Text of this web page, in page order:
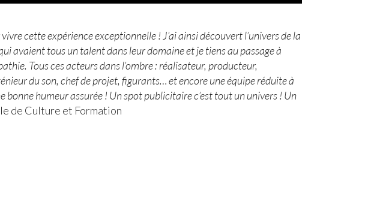
cette expérience exceptionnelle ! J’ai ainsi découvert l’univers de la
avaient tous un talent dans leur domaine et je tiens au passage à
Tous ces acteurs dans l’ombre : réalisateur, producteur,
du son, chef de projet, figurants… et encore une équipe réduite à
humeur assurée ! Un spot publicitaire c’est tout un univers ! Un
de Culture et Formation